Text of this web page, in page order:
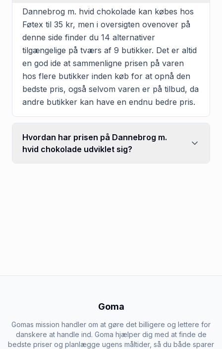
Dannebrog m. hvid chokolade kan købes hos
Føtex til 35 kr, men i oversigten ovenover på
denne side finder du 14 alternativer
tilgængelige på tværs af 9 butikker. Det er altid
en god ide at sammenligne prisen på varen
hos flere butikker inden køb for at opnå den
bedste pris, også selvom varen er på tilbud, da
andre butikker kan have en endnu bedre pris.
Hvordan har prisen på Dannebrog m.
hvid chokolade udviklet sig?
Goma
Gomas mission handler om at gøre det billigere og lettere for
danskere at handle ind. Goma hjælper dig med at finde de
bedste priser og planlægge ugens måltider, så du både sparer